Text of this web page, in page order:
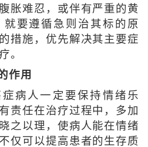
胀难忍，或伴有严重的黄
要遵循急则治其标的原
措施，优先解决其主要症
。
作用
病人一定要保持情绪乐
责任在治疗过程中，多加
之以理，使病人能在情绪
仅可以提高患者的生存质